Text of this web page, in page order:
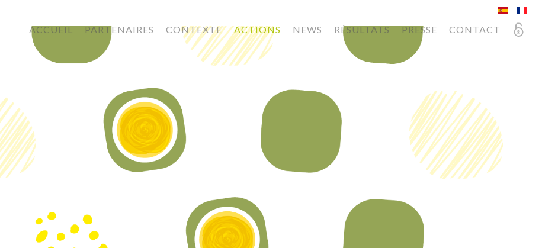
ACCUEIL PARTENAIRES CONTEXTE ACTIONS NEWS RÉSULTATS PRESSE CONTACT
BIOPLAST IMAGE ACTIONS